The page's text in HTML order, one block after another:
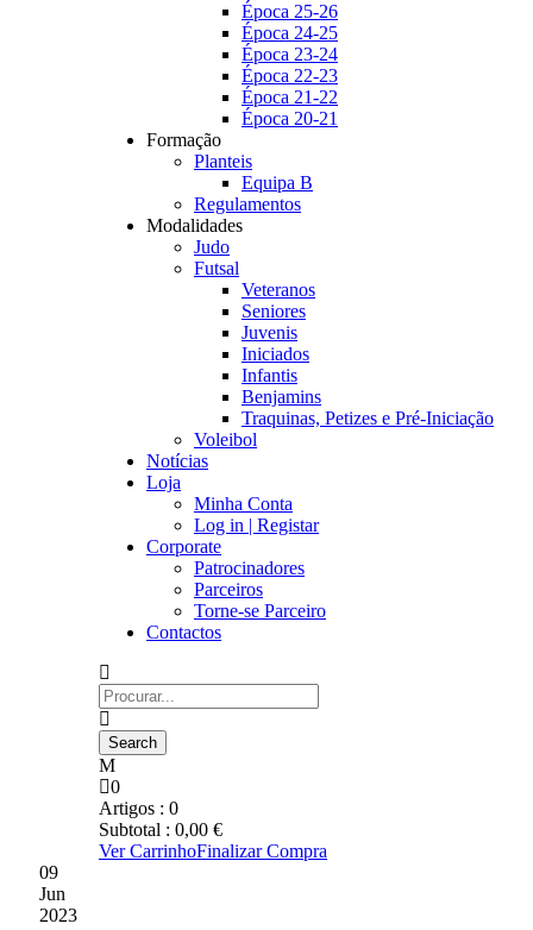
Época 25-26
Época 24-25
Época 23-24
Época 22-23
Época 21-22
Época 20-21
Formação
Planteis
Equipa B
Regulamentos
Modalidades
Judo
Futsal
Veteranos
Seniores
Juvenis
Iniciados
Infantis
Benjamins
Traquinas, Petizes e Pré-Iniciação
Voleibol
Notícias
Loja
Minha Conta
Log in | Registar
Corporate
Patrocinadores
Parceiros
Torne-se Parceiro
Contactos
0
Artigos : 0
Subtotal : 0,00 €
Ver CarrinhoFinalizar Compra
09
Jun
2023